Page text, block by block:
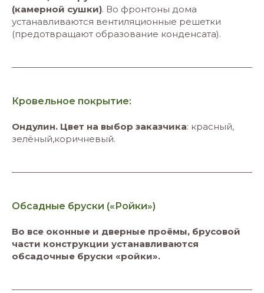
(камерной сушки). Во фронтоны дома
устанавливаются вентиляционные решетки
(предотвращают образование конденсата).
Кровельное покрытие:
Ондулин. Цвет на выбор заказчика: красный,
зелёный,коричневый.
Обсадные бруски («Ройки»)
Во все оконные и дверные проёмы, брусовой
части конструкции устанавливаются
обсадочные бруски «ройки».